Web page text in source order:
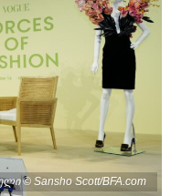
© Sansho Scott/BFA.com